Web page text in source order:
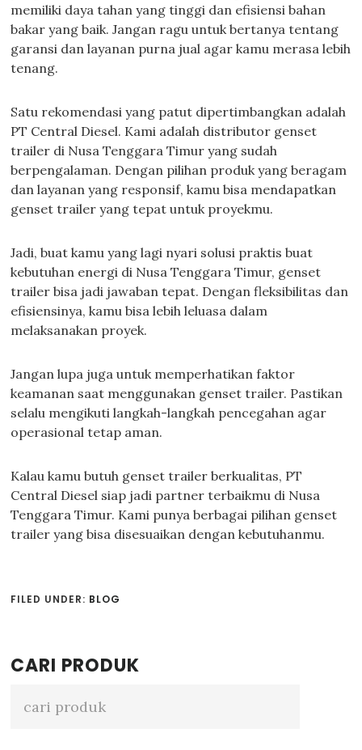
memiliki daya tahan yang tinggi dan efisiensi bahan
bakar yang baik. Jangan ragu untuk bertanya tentang
garansi dan layanan purna jual agar kamu merasa lebih
tenang.
Satu rekomendasi yang patut dipertimbangkan adalah
PT Central Diesel. Kami adalah distributor genset
trailer di Nusa Tenggara Timur yang sudah
berpengalaman. Dengan pilihan produk yang beragam
dan layanan yang responsif, kamu bisa mendapatkan
genset trailer yang tepat untuk proyekmu.
Jadi, buat kamu yang lagi nyari solusi praktis buat
kebutuhan energi di Nusa Tenggara Timur, genset
trailer bisa jadi jawaban tepat. Dengan fleksibilitas dan
efisiensinya, kamu bisa lebih leluasa dalam
melaksanakan proyek.
Jangan lupa juga untuk memperhatikan faktor
keamanan saat menggunakan genset trailer. Pastikan
selalu mengikuti langkah-langkah pencegahan agar
operasional tetap aman.
Kalau kamu butuh genset trailer berkualitas, PT
Central Diesel siap jadi partner terbaikmu di Nusa
Tenggara Timur. Kami punya berbagai pilihan genset
trailer yang bisa disesuaikan dengan kebutuhanmu.
FILED UNDER: BLOG
Primary
Sidebar
CARI PRODUK